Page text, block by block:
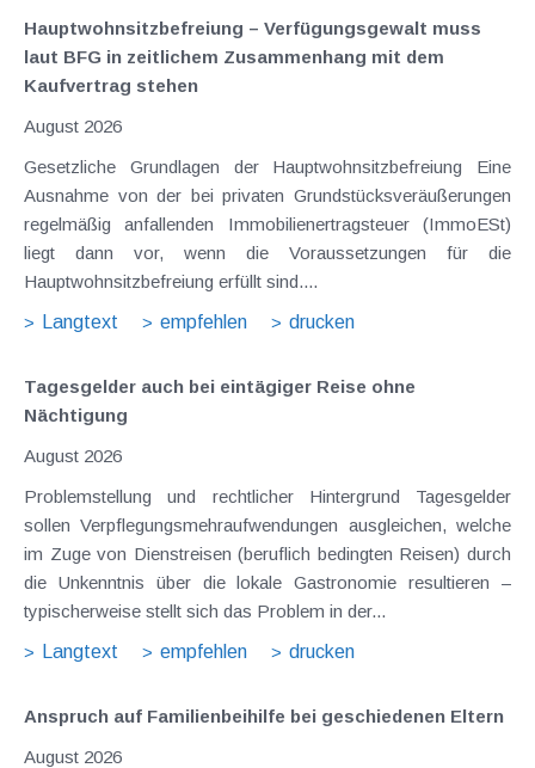
Hauptwohnsitz​­befreiung – Verfügungsgewalt muss
laut BFG in zeitlichem Zusammenhang mit dem
Kaufvertrag stehen
August 2026
Gesetzliche Grundlagen der Hauptwohnsitzbefreiung Eine
Ausnahme von der bei privaten Grundstücksveräußerungen
regelmäßig anfallenden Immobilienertragsteuer (ImmoESt)
liegt dann vor, wenn die Voraussetzungen für die
Hauptwohnsitzbefreiung erfüllt sind....
Langtext
empfehlen drucken
Tagesgelder auch bei eintägiger Reise ohne
Nächtigung
August 2026
Problemstellung und rechtlicher Hintergrund Tagesgelder
sollen Verpflegungsmehraufwendungen ausgleichen, welche
im Zuge von Dienstreisen (beruflich bedingten Reisen) durch
die Unkenntnis über die lokale Gastronomie resultieren –
typischerweise stellt sich das Problem in der...
Langtext
empfehlen drucken
Anspruch auf Familienbeihilfe bei geschiedenen Eltern
August 2026